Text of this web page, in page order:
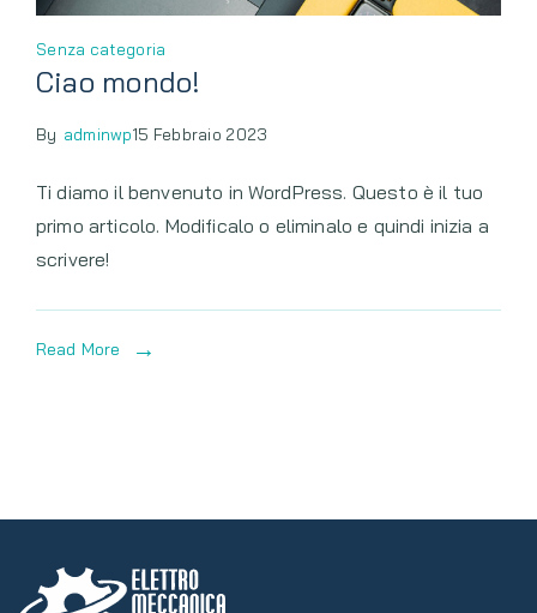
Senza categoria
Ciao mondo!
By adminwp15 Febbraio 2023
Ti diamo il benvenuto in WordPress. Questo è il tuo
primo articolo. Modificalo o eliminalo e quindi inizia a
scrivere!
Read More